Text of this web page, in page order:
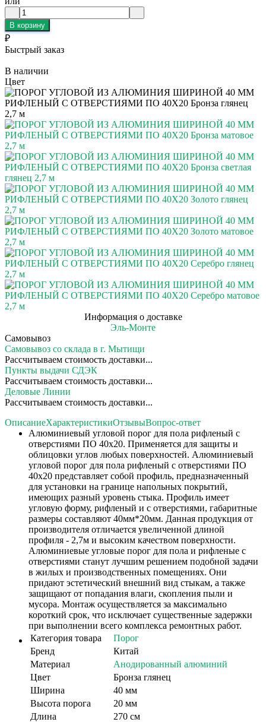
В корзину
₽
Быстрый заказ
В наличии
Цвет
Информация о доставке
Эль-Монте
Самовывоз
Самовывоз со склада в г. Мытищи
Рассчитываем стоимость доставки...
Пункты выдачи СДЭК
Рассчитываем стоимость доставки...
Деловые Линии
Рассчитываем стоимость доставки...
ОписаниеХарактеристикиОтзывыВопрос-ответ
Алюминиевый угловой порог для пола рифленый с
отверстиями ПО 40х20. Применяется для защиты и
облицовки углов любых поверхностей. Алюминиевый
угловой порог для пола рифленый с отверстиями ПО
40х20 представляет собой профиль, предназначенный
для установки на границе напольных покрытий,
имеющих разный уровень стыка. Профиль имеет
угловую форму, рифленый и с отверстиями, габаритные
размеры составляют 40мм*20мм. Данная продукция от
производителя отличается увеличенной длиной
профиля - 2,7м и высоким качеством поверхности.
Алюминиевые угловые порог для пола и рифленые с
отверстиями станут лучшим решением подобной задачи
в жилых и производственных помещениях. Они
придают эстетический внешний вид стыкам, а также
защищают от попадания влаги, скопления пыли и
мусора. Монтаж осуществляется за максимально
короткий срок, что исключает существенные задержки
при выполнении всего комплекса ремонтных работ.
Категория товара
Порог
Бренд
Китай
Материал
Анодированный алюминий
Цвет
Бронза глянец
Ширина
40 мм
Высота порога
20 мм
Длина
270 см